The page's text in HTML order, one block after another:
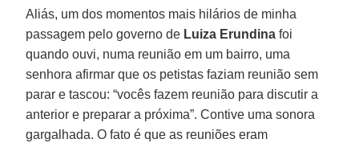
Aliás, um dos momentos mais hilários de minha
passagem pelo governo de Luiza Erundina foi
quando ouvi, numa reunião em um bairro, uma
senhora afirmar que os petistas faziam reunião sem
parar e tascou: “vocês fazem reunião para discutir a
anterior e preparar a próxima”. Contive uma sonora
gargalhada. O fato é que as reuniões eram